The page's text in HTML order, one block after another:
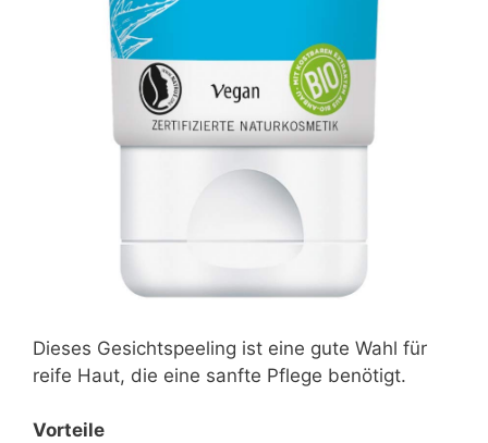
Dieses Gesichtspeeling ist eine gute Wahl für
reife Haut, die eine sanfte Pflege benötigt.
Vorteile